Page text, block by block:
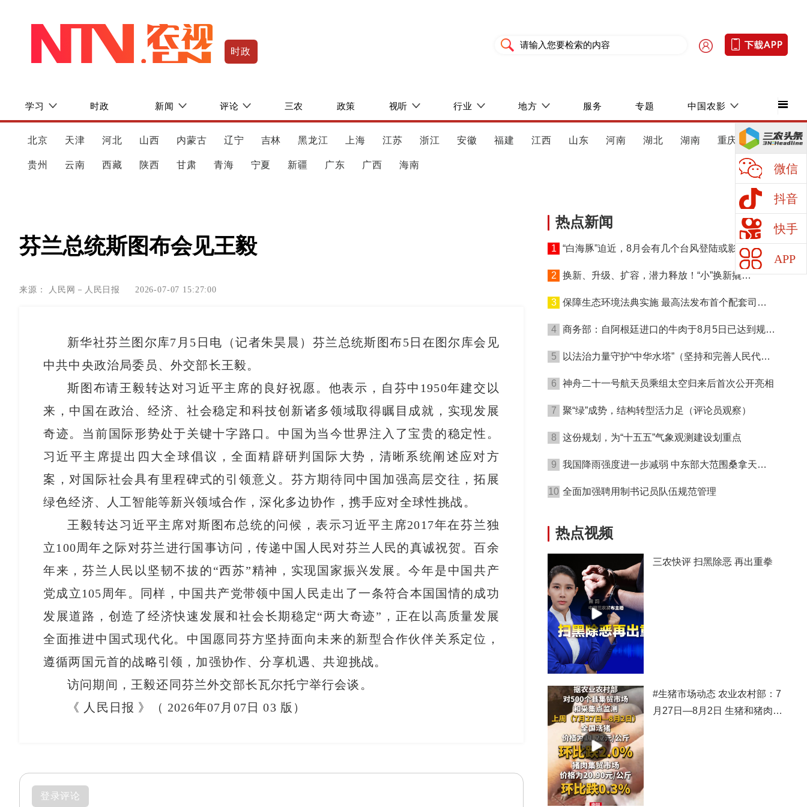
时政
学习 时政 新闻 评论 三农 政策 视听 行业 地方 服务 专题 中国农影
北京 天津 河北 山西 内蒙古 辽宁 吉林 黑龙江 上海 江苏 浙江 安徽 福建 江西 山东 河南 湖北 湖南 重庆 四川
贵州 云南 西藏 陕西 甘肃 青海 宁夏 新疆 广东 广西 海南 微信
抖音
快手
APP
芬兰总统斯图布会见王毅
来源： 人民网－人民日报 2026-07-07 15:27:00
新华社芬兰图尔库7月5日电（记者朱昊晨）芬兰总统斯图布5日在图尔库会见
中共中央政治局委员、外交部长王毅。
斯图布请王毅转达对习近平主席的良好祝愿。他表示，自芬中1950年建交以
来，中国在政治、经济、社会稳定和科技创新诸多领域取得瞩目成就，实现发展
奇迹。当前国际形势处于关键十字路口。中国为当今世界注入了宝贵的稳定性。
习近平主席提出四大全球倡议，全面精辟研判国际大势，清晰系统阐述应对方
案，对国际社会具有里程碑式的引领意义。芬方期待同中国加强高层交往，拓展
绿色经济、人工智能等新兴领域合作，深化多边协作，携手应对全球性挑战。
王毅转达习近平主席对斯图布总统的问候，表示习近平主席2017年在芬兰独
立100周年之际对芬兰进行国事访问，传递中国人民对芬兰人民的真诚祝贺。百余
年来，芬兰人民以坚韧不拔的“西苏”精神，实现国家振兴发展。今年是中国共产
党成立105周年。同样，中国共产党带领中国人民走出了一条符合本国国情的成功
发展道路，创造了经济快速发展和社会长期稳定“两大奇迹”，正在以高质量发展
全面推进中国式现代化。中国愿同芬方坚持面向未来的新型合作伙伴关系定位，
遵循两国元首的战略引领，加强协作、分享机遇、共迎挑战。
访问期间，王毅还同芬兰外交部长瓦尔托宁举行会谈。
《 人民日报 》（ 2026年07月07日 03 版）
登录评论
热点新闻
1 “白海豚”迫近，8月会有几个台风登陆或影响我国
2
换新、升级、扩容，潜力释放！“小”换新撬
3
保障生态环境法典实施 最高法发布首个配套司法
4
商务部：自阿根廷进口的牛肉于8月5日已达到规定
5
以法治力量守护“中华水塔”（坚持和完善人民代表
6
神舟二十一号航天员乘组太空归来后首次公开亮相
7 聚“绿”成势，结构转型活力足（评论员观察）
8 这份规划，为“十五五”气象观测建设划重点
9
我国降雨强度进一步减弱 中东部大范围桑拿天持
10 全面加强聘用制书记员队伍规范管理
热点视频
三农快评 扫黑除恶 再出重拳
#生猪市场动态 农业农村部：7
月27日—8月2日 生猪和猪肉价